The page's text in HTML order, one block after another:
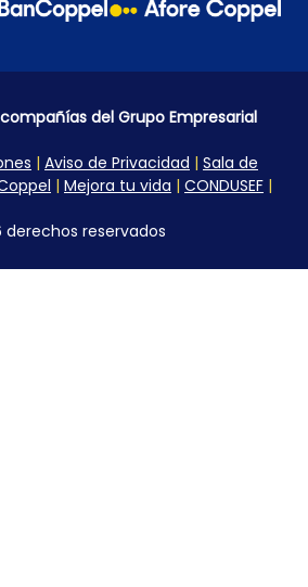
del Grupo Empresarial
| Aviso de Privacidad | Sala de
| Mejora tu vida | CONDUSEF |
derechos reservados